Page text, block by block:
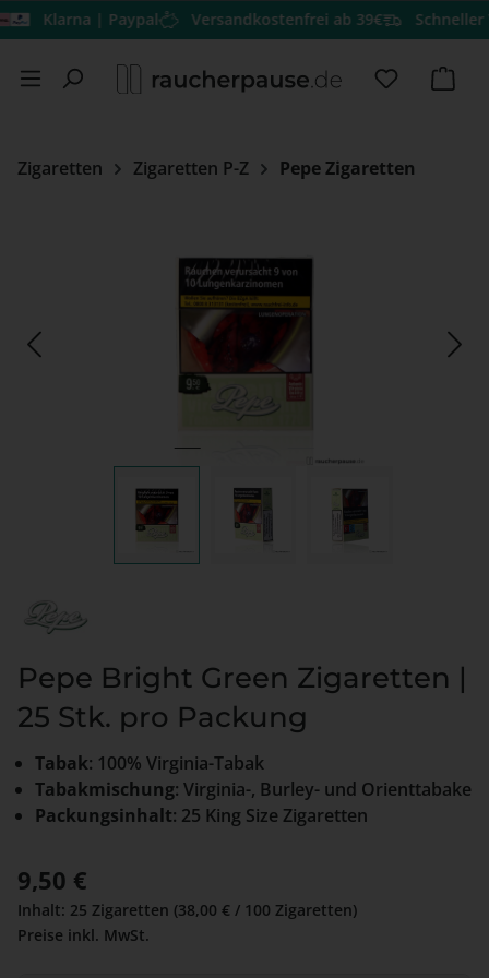
Zum Hauptinhalt springen
Klarna | Paypal Versandkostenfrei ab 39€ Schneller
Du hast
Zigaretten Zigaretten P-Z Pepe Zigaretten
Pepe Bright Green Zigaretten |
25 Stk. pro Packung
Tabak: 100% Virginia-Tabak
Tabakmischung: Virginia-, Burley- und Orienttabake
Packungsinhalt: 25 King Size Zigaretten
Regulärer Preis:
9,50 €
Inhalt: 25 Zigaretten (38,00 € / 100 Zigaretten)
Preise inkl. MwSt.